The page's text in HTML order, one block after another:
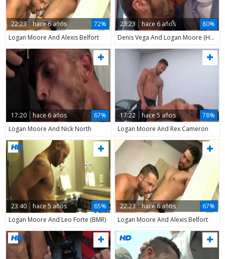
22:23 hace 6 años
72%
Logan Moore And Alexis Belfort
23:23 hace 6 años
80%
Denis Vega And Logan Moore (HMD)
17:20 hace 6 años
67%
Logan Moore And Nick North
17:22 hace 5 años
78%
Logan Moore And Rex Cameron
23:40 hace 5 años
65%
Logan Moore And Leo Forte (BMR)
22:23 hace 6 años
67%
Logan Moore And Alexis Belfort